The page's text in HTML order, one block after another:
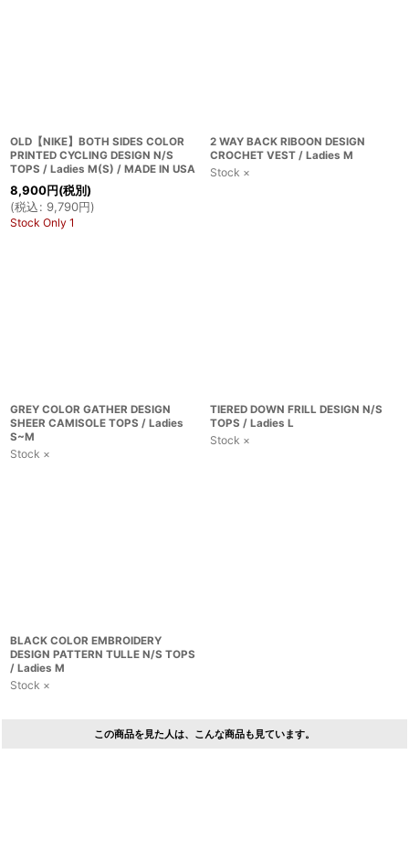
OLD【NIKE】BOTH SIDES COLOR
PRINTED CYCLING DESIGN N/S
TOPS / Ladies M(S) / MADE IN USA
8,900円(税別)
(税込: 9,790円)
Stock Only 1
2 WAY BACK RIBOON DESIGN
CROCHET VEST / Ladies M
Stock ×
GREY COLOR GATHER DESIGN
SHEER CAMISOLE TOPS / Ladies
S~M
Stock ×
TIERED DOWN FRILL DESIGN N/S
TOPS / Ladies L
Stock ×
BLACK COLOR EMBROIDERY
DESIGN PATTERN TULLE N/S TOPS
/ Ladies M
Stock ×
この商品を見た人は、こんな商品も見ています。